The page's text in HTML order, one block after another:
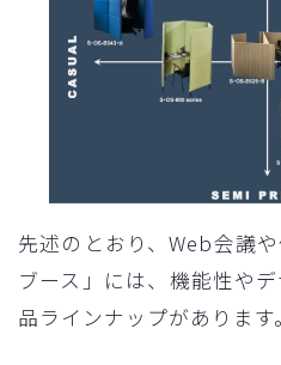
先述のとおり、Web会議
ブース」には、機能性や
品ラインナップがあります。